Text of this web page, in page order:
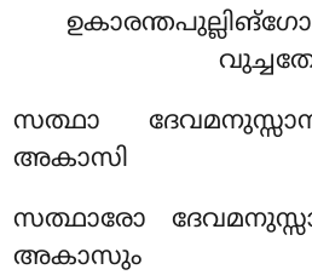
സത്ഥാ
അകാസി
സത്ഥാരോ
അകാസും